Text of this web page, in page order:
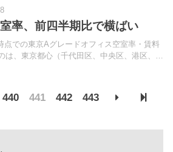
率、前四半期比で横ばい
点での東京Aグレードオフィス空室率・賃料
は、東京都心（千代田区、中央区、港区、新
440 441 442 443